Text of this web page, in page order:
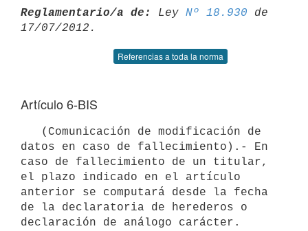
Reglamentario/a de: Ley Nº 18.930 de
Referencias a toda la norma
Artículo 6-BIS
datos en caso de fallecimiento).- En
caso de fallecimiento de un titular,
el plazo indicado en el artículo
anterior se computará desde la fecha
de la declaratoria de herederos o
declaración de análogo carácter.